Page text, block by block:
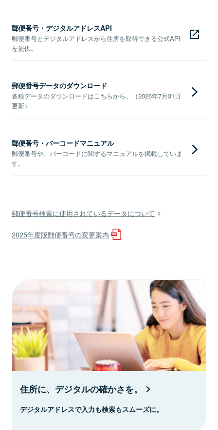
郵便番号・デジタルアドレスAPI
郵便番号とデジタルアドレスから住所を取得できる公式API
を提供。
郵便番号データのダウンロード
各種データのダウンロードはこちらから。（2026年7月31日
更新）
郵便番号・バーコードマニュアル
郵便番号や、バーコードに関するマニュアルを掲載していま
す。
郵便番号検索に使用されているデータについて
2025年度版郵便番号の変更案内
住所に、デジタルの確かさを。
デジタルアドレスで入力も検索もスムーズに。